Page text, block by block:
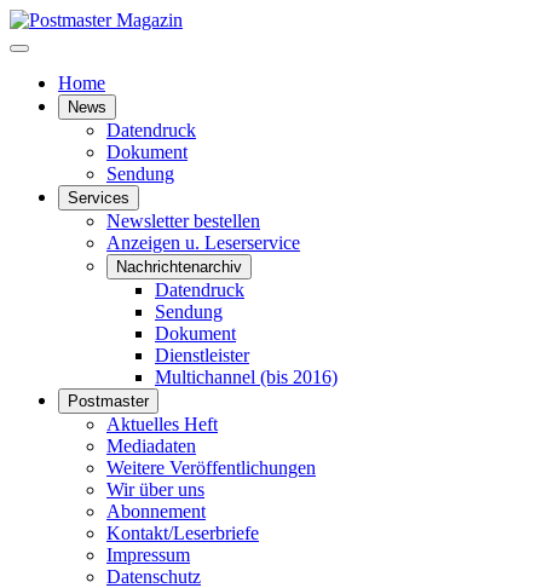
Home
News
Datendruck
Dokument
Sendung
Services
Newsletter bestellen
Anzeigen u. Leserservice
Nachrichtenarchiv
Datendruck
Sendung
Dokument
Dienstleister
Multichannel (bis 2016)
Postmaster
Aktuelles Heft
Mediadaten
Weitere Veröffentlichungen
Wir über uns
Abonnement
Kontakt/Leserbriefe
Impressum
Datenschutz